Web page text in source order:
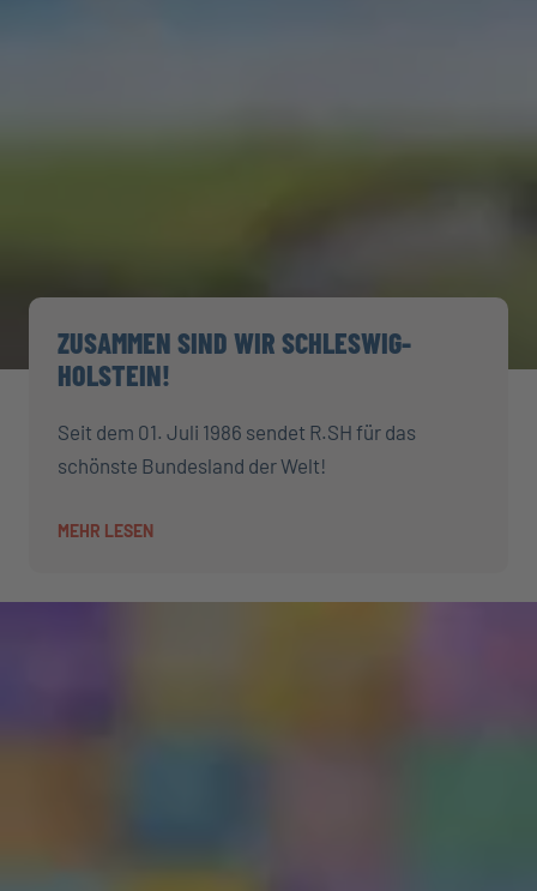
ZUSAMMEN SIND WIR SCHLESWIG-
HOLSTEIN!
Seit dem 01. Juli 1986 sendet R.SH für das
schönste Bundesland der Welt!
MEHR LESEN